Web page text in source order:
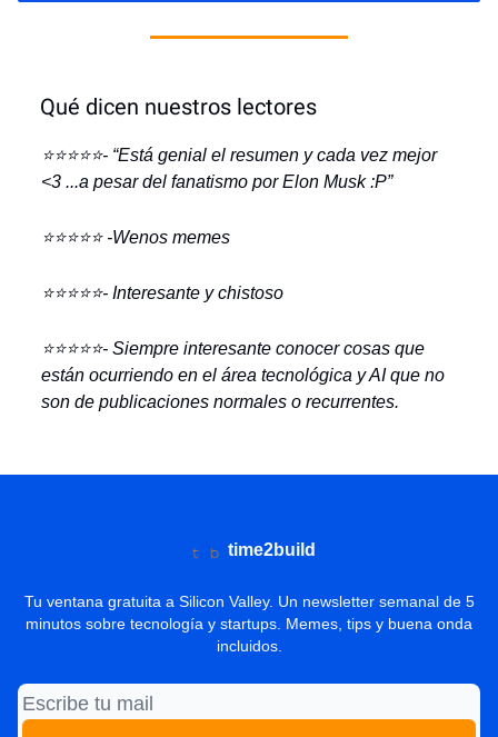
Qué dicen nuestros lectores
⭐️⭐️⭐️⭐️⭐️- “Está genial el resumen y cada vez mejor
<3 ...a pesar del fanatismo por Elon Musk :P”
⭐️⭐️⭐️⭐️⭐️ -Wenos memes
⭐️⭐️⭐️⭐️⭐️- Interesante y chistoso
⭐️⭐️⭐️⭐️⭐️- Siempre interesante conocer cosas que
están ocurriendo en el área tecnológica y AI que no
son de publicaciones normales o recurrentes.
time2build
Tu ventana gratuita a Silicon Valley. Un newsletter semanal de 5
minutos sobre tecnología y startups. Memes, tips y buena onda
incluidos.